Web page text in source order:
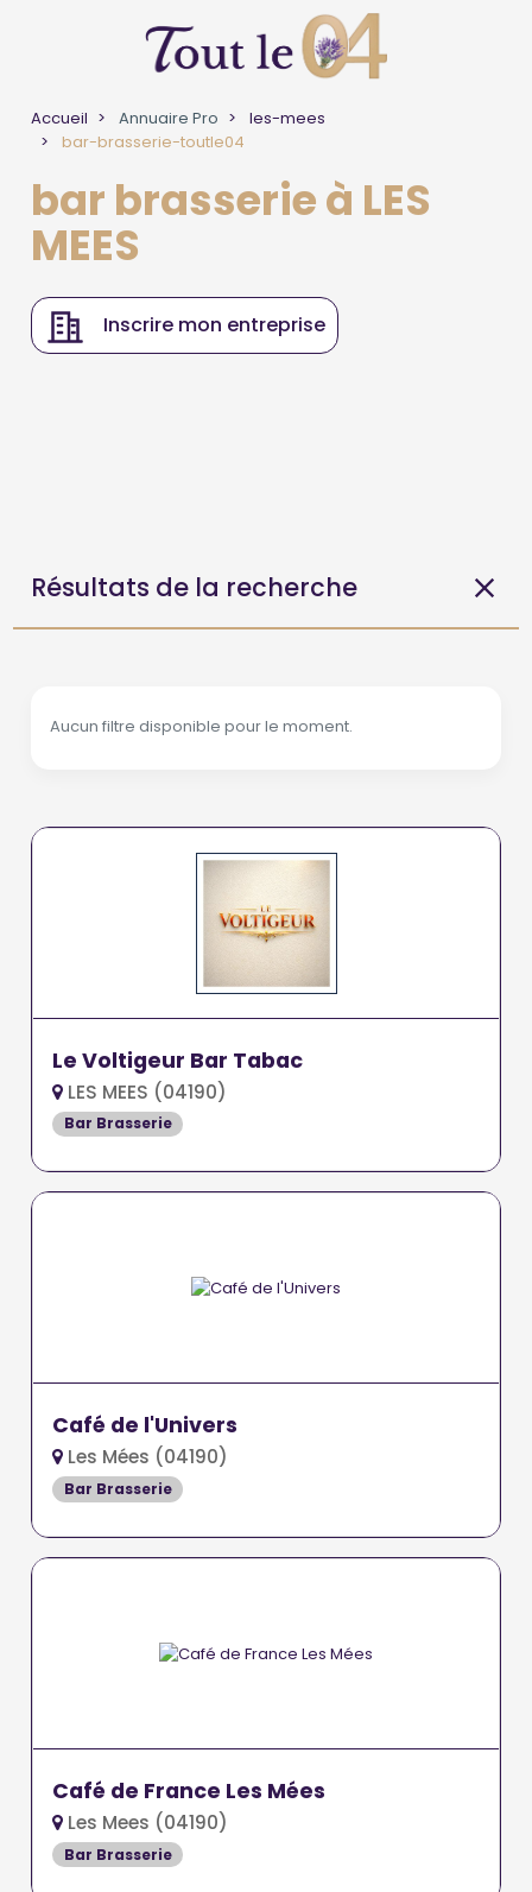
Accueil Annuaire Pro
les-mees
bar-brasserie-toutle04
bar brasserie à LES
MEES
Inscrire mon entreprise
Résultats de la recherche
Aucun filtre disponible pour le moment.
Le Voltigeur Bar Tabac
LES MEES (04190)
Bar Brasserie
Café de l'Univers
Les Mées (04190)
Bar Brasserie
Café de France Les Mées
Les Mees (04190)
Bar Brasserie